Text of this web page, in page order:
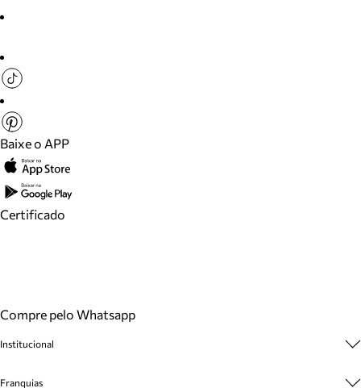
Baixe o APP
Certificado
Compre pelo Whatsapp
Institucional
Franquias